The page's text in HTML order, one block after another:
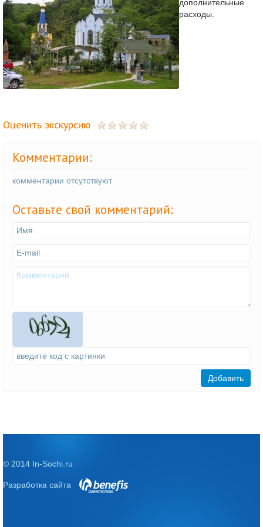
дополнительные
расходы.
Оценить экскурсию
Комментарии:
комментарии отсутствуют
Оставьте свой комментарий:
Добавить
© 2014 In-Sochi.ru
Разработка сайта